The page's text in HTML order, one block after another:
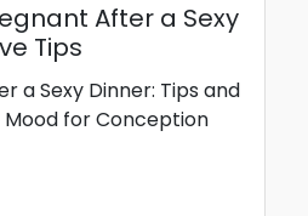
After a Sexy
Tips
a Sexy Dinner: Tips and
for Conception